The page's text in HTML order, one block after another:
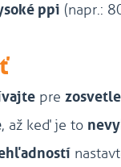
ppi (napr.:
pre
, až keď je to